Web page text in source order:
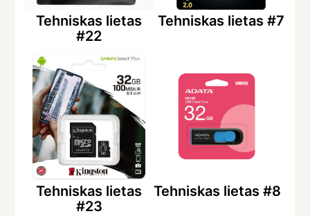
Tehniskas lietas
#22
Tehniskas lietas #7
Tehniskas lietas
#23
Tehniskas lietas #8